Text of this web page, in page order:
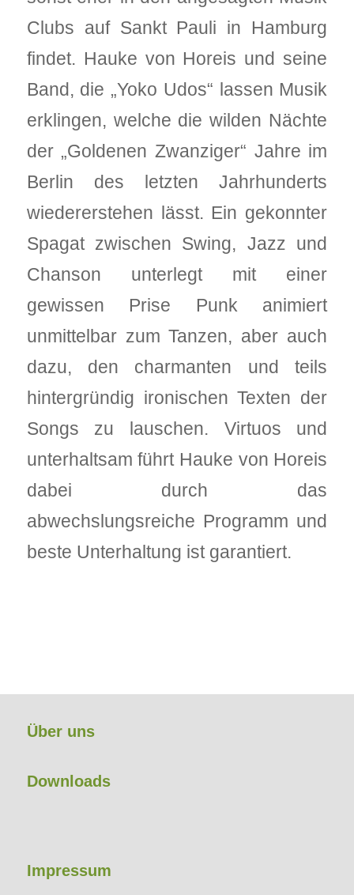
Clubs auf Sankt Pauli in Hamburg
findet. Hauke von Horeis und seine
Band, die „Yoko Udos“ lassen Musik
erklingen, welche die wilden Nächte
der „Goldenen Zwanziger“ Jahre im
Berlin des letzten Jahrhunderts
wiedererstehen lässt. Ein gekonnter
Spagat zwischen Swing, Jazz und
Chanson unterlegt mit einer
gewissen Prise Punk animiert
unmittelbar zum Tanzen, aber auch
dazu, den charmanten und teils
hintergründig ironischen Texten der
Songs zu lauschen. Virtuos und
unterhaltsam führt Hauke von Horeis
dabei durch das
abwechslungsreiche Programm und
beste Unterhaltung ist garantiert.
Über uns
Downloads
Impressum